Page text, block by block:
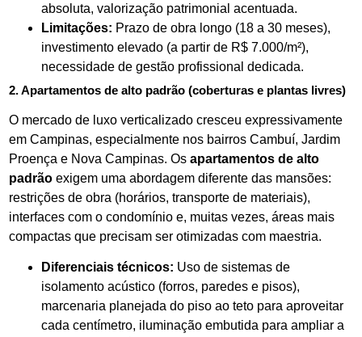
absoluta, valorização patrimonial acentuada.
Limitações: Prazo de obra longo (18 a 30 meses),
investimento elevado (a partir de R$ 7.000/m²),
necessidade de gestão profissional dedicada.
2. Apartamentos de alto padrão (coberturas e plantas livres)
O mercado de luxo verticalizado cresceu expressivamente
em Campinas, especialmente nos bairros Cambuí, Jardim
Proença e Nova Campinas. Os apartamentos de alto
padrão exigem uma abordagem diferente das mansões:
restrições de obra (horários, transporte de materiais),
interfaces com o condomínio e, muitas vezes, áreas mais
compactas que precisam ser otimizadas com maestria.
Diferenciais técnicos: Uso de sistemas de
isolamento acústico (forros, paredes e pisos),
marcenaria planejada do piso ao teto para aproveitar
cada centímetro, iluminação embutida para ampliar a